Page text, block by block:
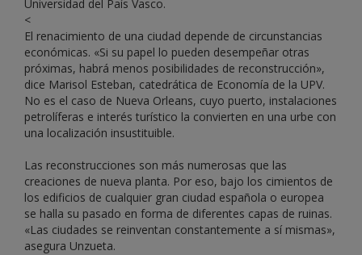
Universidad del País Vasco.
<
El renacimiento de una ciudad depende de circunstancias
económicas. «Si su papel lo pueden desempeñar otras
próximas, habrá menos posibilidades de reconstrucción»,
dice Marisol Esteban, catedrática de Economía de la UPV.
No es el caso de Nueva Orleans, cuyo puerto, instalaciones
petrolíferas e interés turístico la convierten en una urbe con
una localización insustituible.
Las reconstrucciones son más numerosas que las
creaciones de nueva planta. Por eso, bajo los cimientos de
los edificios de cualquier gran ciudad española o europea
se halla su pasado en forma de diferentes capas de ruinas.
«Las ciudades se reinventan constantemente a sí mismas»,
asegura Unzueta.